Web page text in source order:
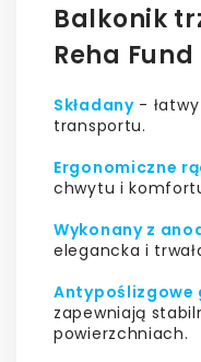
Balkonik
Reha
Składany- łatwy
transportu.
Ergonomiczne
chwytu i
Wykonany z
elegancka i
Antypoślizgowe
zapewniają
powierzchniach.